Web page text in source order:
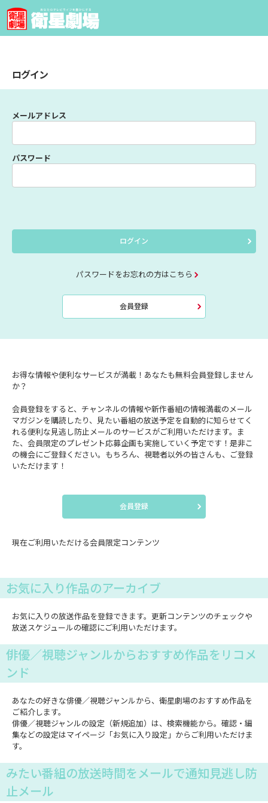
ログイン
メールアドレス
パスワード
ログイン
パスワードをお忘れの方はこちら
会員登録
お得な情報や便利なサービスが満載！あなたも無料会員登録しません
か？
会員登録をすると、チャンネルの情報や新作番組の情報満載のメール
マガジンを購読したり、見たい番組の放送予定を自動的に知らせてく
れる便利な見逃し防止メールのサービスがご利用いただけます。ま
た、会員限定のプレゼント応募企画も実施していく予定です！是非こ
の機会にご登録ください。もちろん、視聴者以外の皆さんも、ご登録
いただけます！
会員登録
現在ご利用いただける会員限定コンテンツ
お気に入り作品のアーカイブ
お気に入りの放送作品を登録できます。更新コンテンツのチェックや
放送スケジュールの確認にご利用いただけます。
俳優／視聴ジャンルからおすすめ作品をリコメ
ンド
あなたの好きな俳優／視聴ジャンルから、衛星劇場のおすすめ作品を
ご紹介します。
俳優／視聴ジャンルの設定（新規追加）は、検索機能から。確認・編
集などの設定はマイページ「お気に入り設定」からご利用いただけま
す。
みたい番組の放送時間をメールで通知見逃し防
止メール